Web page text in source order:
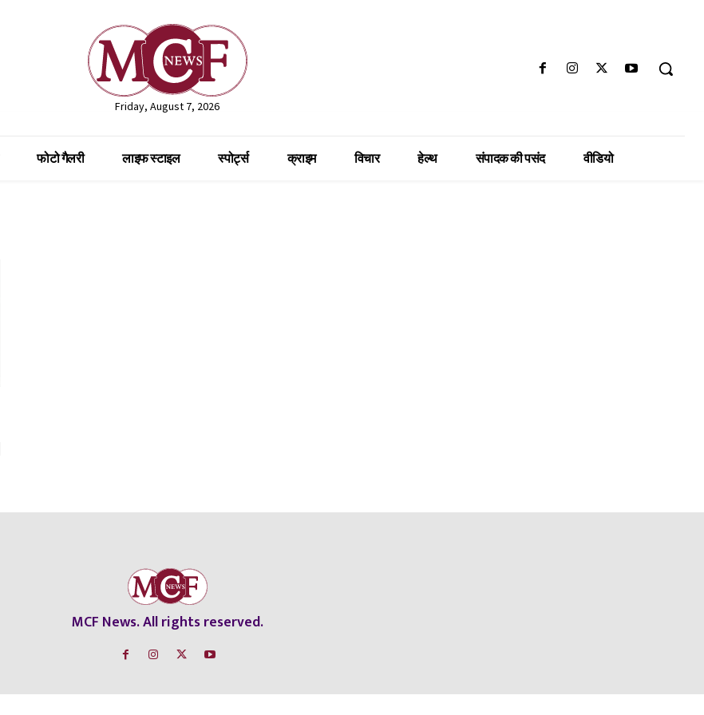
Friday, August 7, 2026
फोटो गैलरी लाइफ स्टाइल स्पोर्ट्स क्राइम विचार हेल्थ संपादक की पसंद वीडियो
MCF News. All rights reserved.